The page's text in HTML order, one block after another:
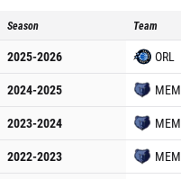
Season Team
2025-2026 ORL
2024-2025
MEM
2023-2024
MEM
2022-2023
MEM